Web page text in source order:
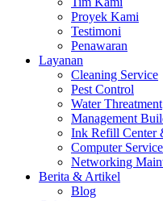
Proyek Kami
Testimoni
Penawaran
Layanan
Cleaning Service
Pest Control
Water Threatment
Management
Ink Refill Center
Computer
Networking
Berita & Artikel
Blog